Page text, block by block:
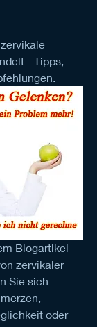
- Tipps,
Blogartikel
zervikaler
Sie sich
oder